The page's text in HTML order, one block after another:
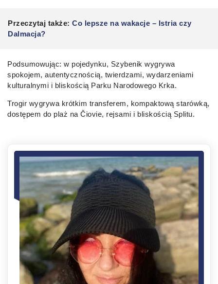
Przeczytaj także: Co lepsze na wakacje – Istria czy
Dalmacja?
Podsumowując: w pojedynku, Szybenik wygrywa
spokojem, autentycznością, twierdzami, wydarzeniami
kulturalnymi i bliskością Parku Narodowego Krka.
Trogir wygrywa krótkim transferem, kompaktową starówką,
dostępem do plaż na Čiovie, rejsami i bliskością Splitu.